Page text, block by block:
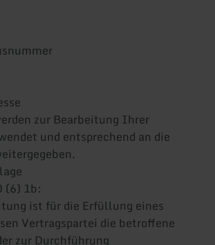
zur Bearbeitung Ihrer
und entsprechend an die
(6) 1b:
ist für die Erfüllung eines
Vertragspartei die betroffene
zur Durchführung